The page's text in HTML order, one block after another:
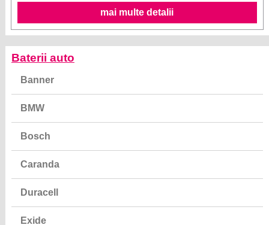
mai multe detalii
Baterii auto
Banner
BMW
Bosch
Caranda
Duracell
Exide